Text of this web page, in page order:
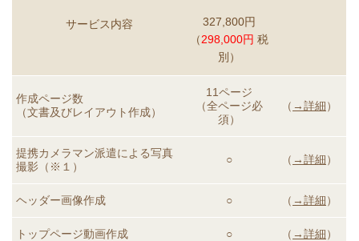
サービス内容
327,800円
（298,000円 税
別）
作成ページ数
（文書及びレイアウト作成）
11ページ
（全ページ必
須）
（ →詳細）
提携カメラマン派遣による写真
撮影（※１）
○ （ →詳細）
ヘッダー画像作成 ○ （ →詳細）
トップページ動画作成 ○ （ →詳細）